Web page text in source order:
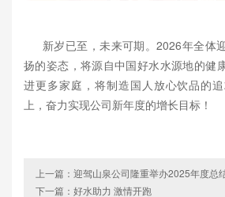
新岁已至，未来可期。2026年全体
扬的姿态，将源自中国好水水源地的健
进更多家庭，将制造国人放心饮品的
上，奋力实现公司新年度的增长目标！
上一篇：迎驾山泉公司隆重举办2025年度总
下一篇：好水助力 激情开跑